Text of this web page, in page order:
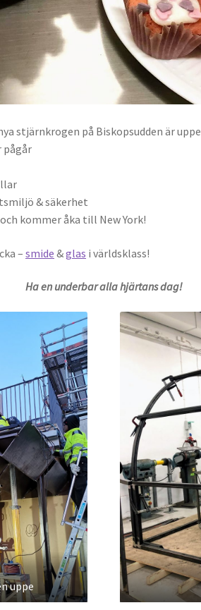
stjärnkrogen på Biskopsudden är uppe
& säkerhet
kommer åka till New York!
–smide &glas i världsklass!
Ha en underbar alla hjärtans dag!
uppe